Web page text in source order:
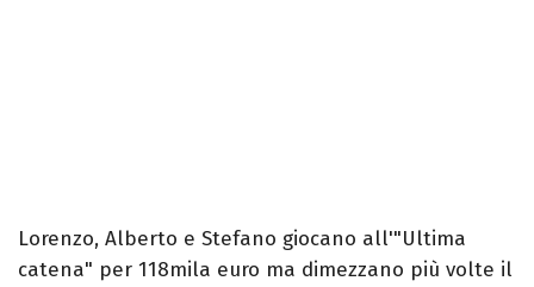
Lorenzo, Alberto e Stefano giocano all'"Ultima
catena" per 118mila euro ma dimezzano più volte il